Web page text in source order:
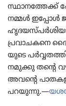
സ്ഥാന​ത്തേക്ക്‌
നമ്മൾ ഇപ്പോൾ
പ്രവാ​ച​കനെ
യു​ടെ
നമുക്കു തന്റെ
അവന്റെ
പറയുന്നു.—